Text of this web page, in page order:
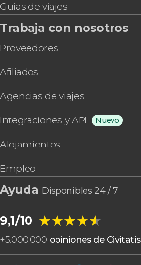
Guías de viajes
Trabaja con nosotros
Proveedores
Afiliados
Agencias de viajes
Integraciones y API Nuevo
Alojamientos
Empleo
Ayuda Disponibles 24 / 7
9,1/10 ★★★★★
★★★★★
+5.000.000 opiniones de Civitatis